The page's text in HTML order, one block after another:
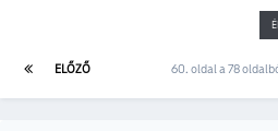
ELŐZŐ 60. oldal a 78